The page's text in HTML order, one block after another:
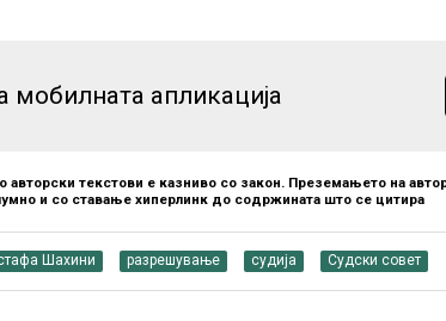
мобилната апликација
авторски текстови е казниво со закон. Преземањето на
и со ставање хиперлинк до содржината што се цитира
Шахини разрешување судија Судски совет